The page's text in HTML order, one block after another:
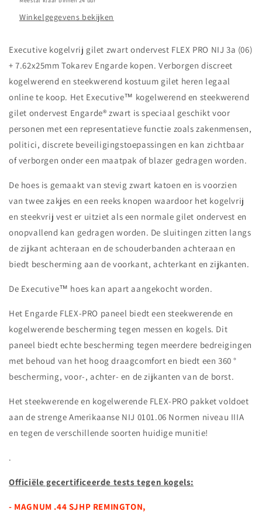
Winkelgegevens bekijken
Executive kogelvrij gilet zwart ondervest FLEX PRO NIJ 3a (06)
+ 7.62x25mm Tokarev Engarde kopen. Verborgen discreet
kogelwerend en steekwerend kostuum gilet heren legaal
online te koop. Het Executive™ kogelwerend en steekwerend
gilet ondervest Engarde® zwart is speciaal geschikt voor
personen met een representatieve functie zoals zakenmensen,
politici, discrete beveiligingstoepassingen en kan zichtbaar
of verborgen onder een maatpak of blazer gedragen worden.
De hoes is gemaakt van stevig zwart katoen en is voorzien
van twee zakjes en een reeks knopen waardoor het kogelvrij
en steekvrij vest er uitziet als een normale gilet ondervest en
onopvallend kan gedragen worden. De sluitingen zitten langs
de zijkant achteraan en de schouderbanden achteraan en
biedt bescherming aan de voorkant, achterkant en zijkanten.
De Executive™ hoes kan apart aangekocht worden.
Het Engarde FLEX-PRO paneel biedt een steekwerende en
kogelwerende bescherming tegen messen en kogels. Dit
paneel biedt echte bescherming tegen meerdere bedreigingen
met behoud van het hoog draagcomfort en biedt een 360 °
bescherming, voor-, achter- en de zijkanten van de borst.
Het steekwerende en kogelwerende FLEX-PRO pakket voldoet
aan de strenge Amerikaanse NIJ 0101.06 Normen niveau IIIA
en tegen de verschillende soorten huidige munitie!
.
Officiële gecertificeerde tests tegen kogels:
- MAGNUM .44 SJHP REMINGTON,